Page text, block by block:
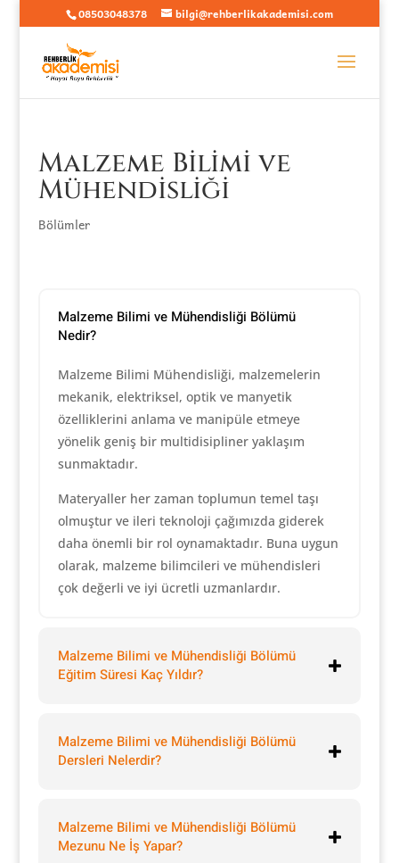
08503048378 bilgi@rehberlikakademisi.com
Malzeme Bilimi ve
Mühendisliği
Bölümler
Malzeme Bilimi ve Mühendisliği Bölümü
Nedir?
Malzeme Bilimi Mühendisliği, malzemelerin
mekanik, elektriksel, optik ve manyetik
özelliklerini anlama ve manipüle etmeye
yönelik geniş bir multidisipliner yaklaşım
sunmaktadır.
Materyaller her zaman toplumun temel taşı
olmuştur ve ileri teknoloji çağımızda giderek
daha önemli bir rol oynamaktadır. Buna uygun
olarak, malzeme bilimcileri ve mühendisleri
çok değerli ve iyi ücretli uzmanlardır.
Malzeme Bilimi ve Mühendisliği Bölümü
Eğitim Süresi Kaç Yıldır?
Malzeme Bilimi ve Mühendisliği Bölümü
Dersleri Nelerdir?
Malzeme Bilimi ve Mühendisliği Bölümü
Mezunu Ne İş Yapar?